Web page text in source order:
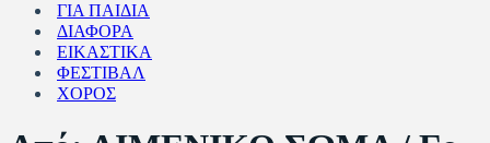
ΓΙΑ ΠΑΙΔΙΑ
ΔΙΑΦΟΡΑ
ΕΙΚΑΣΤΙΚΑ
ΦΕΣΤΙΒΑΛ
ΧΟΡΟΣ